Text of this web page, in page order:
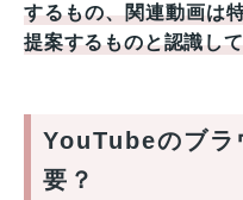
するもの、関連動画は
提案するものと認識し
YouTubeのブラ
要？